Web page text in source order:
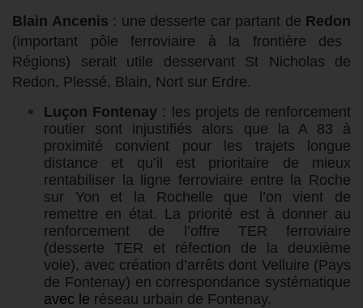
Blain Ancenis : une desserte car partant de Redon
(important pôle ferroviaire à la frontière des
Régions) serait utile desservant St Nicholas de
Redon, Plessé, Blain, Nort sur Erdre.
Luçon Fontenay : les projets de renforcement
routier sont injustifiés alors que la A 83 à
proximité convient pour les trajets longue
distance et qu’il est prioritaire de mieux
rentabiliser la ligne ferroviaire entre la Roche
sur Yon et la Rochelle que l’on vient de
remettre en état. La priorité est à donner au
renforcement de l’offre TER ferroviaire
(desserte TER et réfection de la deuxième
voie), avec création d’arrêts dont Velluire (Pays
de Fontenay) en correspondance systématique
avec le réseau urbain de Fontenay.